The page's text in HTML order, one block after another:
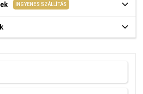
INGYENES SZÁLLÍTÁS